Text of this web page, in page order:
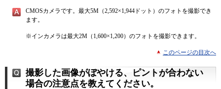
CMOSカメラです。最大5M（2,592×1,944ドット）のフォトを撮影でき
ます。
※インカメラは最大2M（1,600×1,200）のフォトを撮影できます。
このページの目次へ
撮影した画像がぼやける、ピントが合わない
場合の注意点を教えてください。